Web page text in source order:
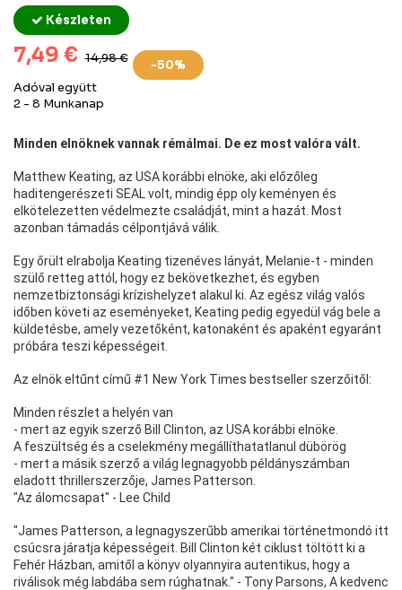
Készleten
7,49 € 14,98 €
-50%
Adóval együtt
2 - 8 Munkanap
Minden elnöknek vannak rémálmai. De ez most valóra vált.
Matthew Keating, az USA korábbi elnöke, aki előzőleg
haditengerészeti SEAL volt, mindig épp oly keményen és
elkötelezetten védelmezte családját, mint a hazát. Most
azonban támadás célpontjává válik.
Egy őrült elrabolja Keating tizenéves lányát, Melanie-t - minden
szülő retteg attól, hogy ez bekövetkezhet, és egyben
nemzetbiztonsági krízishelyzet alakul ki. Az egész világ valós
időben követi az eseményeket, Keating pedig egyedül vág bele a
küldetésbe, amely vezetőként, katonaként és apaként egyaránt
próbára teszi képességeit.
Az elnök eltűnt című #1 New York Times bestseller szerzőitől:
Minden részlet a helyén van
- mert az egyik szerző Bill Clinton, az USA korábbi elnöke.
A feszültség és a cselekmény megállíthatatlanul dübörög
- mert a másik szerző a világ legnagyobb példányszámban
eladott thrillerszerzője, James Patterson.
"Az álomcsapat" - Lee Child
"James Patterson, a legnagyszerűbb amerikai történetmondó itt
csúcsra járatja képességeit. Bill Clinton két ciklust töltött ki a
Fehér Házban, amitől a könyv olyannyira autentikus, hogy a
riválisok még labdába sem rúghatnak." - Tony Parsons, A kedvenc